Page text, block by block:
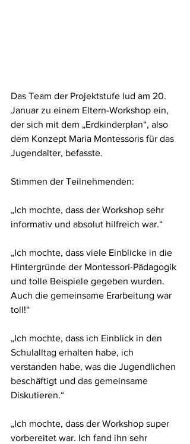
Das Team der Projektstufe lud am 20.
Januar zu einem Eltern-Workshop ein,
der sich mit dem „Erdkinderplan“, also
dem Konzept Maria Montessoris für das
Jugendalter, befasste.
Stimmen der Teilnehmenden:
„Ich mochte, dass der Workshop sehr
informativ und absolut hilfreich war.“
„Ich mochte, dass viele Einblicke in die
Hintergründe der Montessori-Pädagogik
und tolle Beispiele gegeben wurden.
Auch die gemeinsame Erarbeitung war
toll!“
„Ich mochte, dass ich Einblick in den
Schulalltag erhalten habe, ich
verstanden habe, was die Jugendlichen
beschäftigt und das gemeinsame
Diskutieren.“
„Ich mochte, dass der Workshop super
vorbereitet war. Ich fand ihn sehr